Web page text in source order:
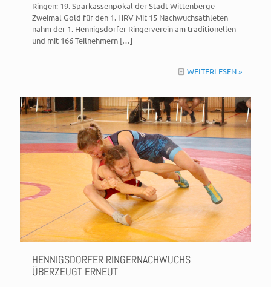
Ringen: 19. Sparkassenpokal der Stadt Wittenberge
Zweimal Gold für den 1. HRV Mit 15 Nachwuchsathleten
nahm der 1. Hennigsdorfer Ringerverein am traditionellen
und mit 166 Teilnehmern […]
WEITERLESEN »
HENNIGSDORFER RINGERNACHWUCHS
ÜBERZEUGT ERNEUT